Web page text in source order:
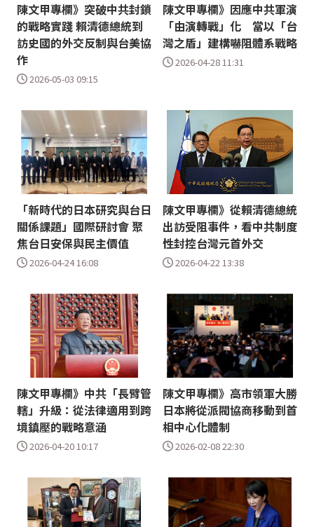
陳文甲專欄》突破中共封鎖
的戰略實踐 賴清德總統到
訪史國的外交反制與台美協
作
2026-05-03 09:15
陳文甲專欄》因應中共軍演
「由演轉戰」化 當以「台
灣之盾」建構嚇阻體系戰略
2026-04-28 11:31
「新時代的日本研究與台日
關係課題」國際研討會 聚
焦台日安保與民主價值
2026-04-24 16:08
陳文甲專欄》從賴清德總統
出訪受阻事件，看中共制度
性封控台灣元首外交
2026-04-22 13:38
陳文甲專欄》中共「長臂管
轄」升級：從法律適用到跨
境鎮壓的戰略意涵
2026-04-20 10:17
陳文甲專欄》高市領軍大勝
日本將從派閥協商移動到首
相中心化體制
2026-02-08 22:30